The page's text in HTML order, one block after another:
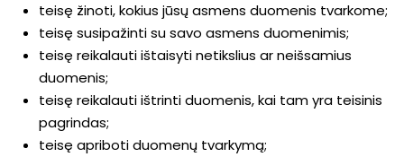
teisę žinoti, kokius jūsų asmens duomenis tvarkome;
teisę susipažinti su savo asmens duomenimis;
teisę reikalauti ištaisyti netikslius ar neišsamius
duomenis;
teisę reikalauti ištrinti duomenis, kai tam yra teisinis
pagrindas;
teisę apriboti duomenų tvarkymą;